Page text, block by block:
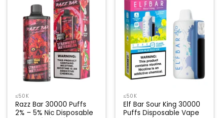
≤50K
Razz Bar 30000 Puffs
2% – 5% Nic Disposable
≤50K
Elf Bar Sour King 30000
Puffs Disposable Vape